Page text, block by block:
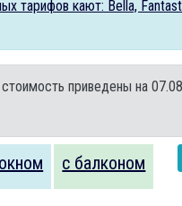
тарифов кают: Bella,
приведены на
с балконом